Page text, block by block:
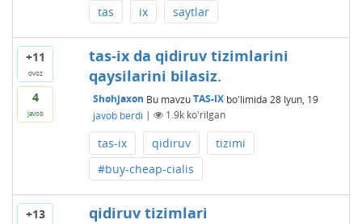
tas ix saytlar
+11
ovoz
4
javob
tas-ix da qidiruv tizimlarini
qaysilarini bilasiz.
Shohjaxon Bu mavzuTAS-IXbo'limida 28 Iyun, 19
javob berdi | 1.9kko'rilgan
tas-ix qidiruv
tizimi
#buy-cheap-cialis
+13 qidiruv tizimlari